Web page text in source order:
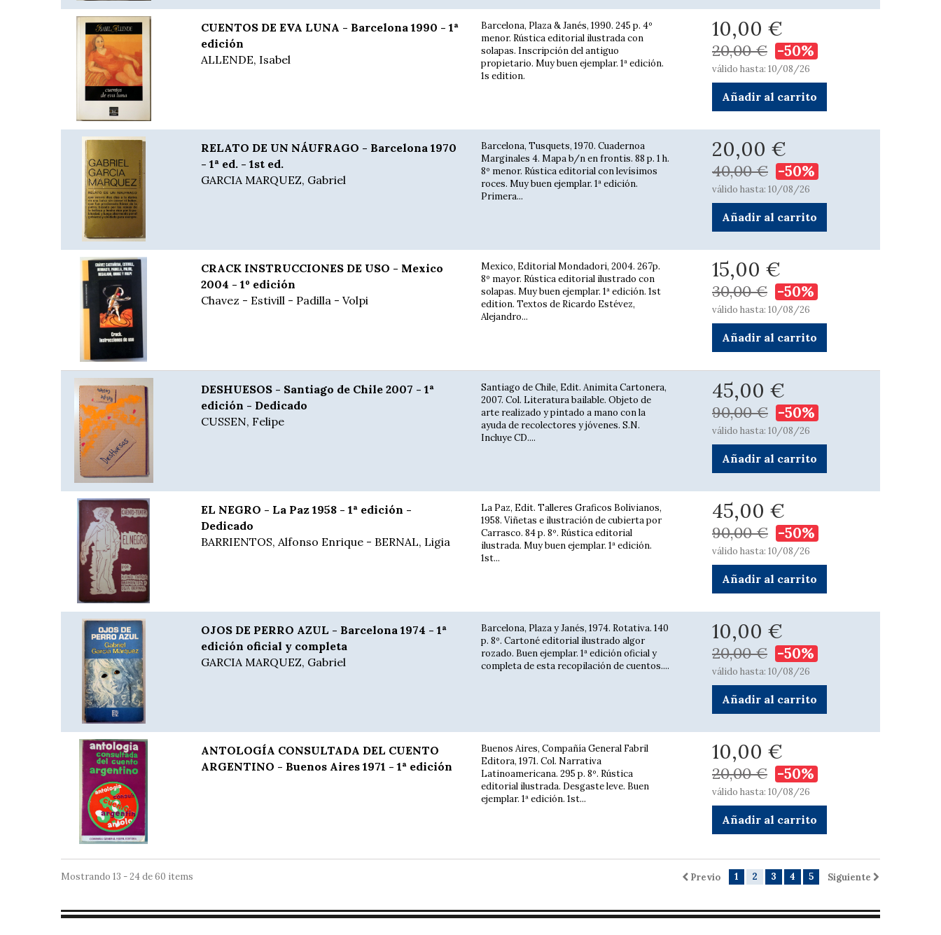
CUENTOS DE EVA LUNA - Barcelona 1990 - 1ª
edición
ALLENDE, Isabel
Barcelona, Plaza & Janés, 1990. 245 p. 4º
menor. Rústica editorial ilustrada con
solapas. Inscripción del antiguo
propietario. Muy buen ejemplar. 1ª edición.
1s edition.
10,00 €
20,00 € -50%
válido hasta: 10/08/26
Añadir al carrito
RELATO DE UN NÁUFRAGO - Barcelona 1970
- 1ª ed. - 1st ed.
GARCIA MARQUEZ, Gabriel
Barcelona, Tusquets, 1970. Cuadernoa
Marginales 4. Mapa b/n en frontis. 88 p. 1 h.
8º menor. Rústica editorial con levísimos
roces. Muy buen ejemplar. 1ª edición.
Primera...
20,00 €
40,00 € -50%
válido hasta: 10/08/26
Añadir al carrito
CRACK INSTRUCCIONES DE USO - Mexico
2004 - 1º edición
Chavez - Estivill - Padilla - Volpi
Mexico, Editorial Mondadori, 2004. 267p.
8º mayor. Rústica editorial ilustrado con
solapas. Muy buen ejemplar. 1ª edición. 1st
edition. Textos de Ricardo Estévez,
Alejandro...
15,00 €
30,00 € -50%
válido hasta: 10/08/26
Añadir al carrito
DESHUESOS - Santiago de Chile 2007 - 1ª
edición - Dedicado
CUSSEN, Felipe
Santiago de Chile, Edit. Animita Cartonera,
2007. Col. Literatura bailable. Objeto de
arte realizado y pintado a mano con la
ayuda de recolectores y jóvenes. S.N.
Incluye CD....
45,00 €
90,00 € -50%
válido hasta: 10/08/26
Añadir al carrito
EL NEGRO - La Paz 1958 - 1ª edición -
Dedicado
BARRIENTOS, Alfonso Enrique - BERNAL, Ligia
La Paz, Edit. Talleres Graficos Bolivianos,
1958. Viñetas e ilustración de cubierta por
Carrasco. 84 p. 8º. Rústica editorial
ilustrada. Muy buen ejemplar. 1ª edición.
1st...
45,00 €
90,00 € -50%
válido hasta: 10/08/26
Añadir al carrito
OJOS DE PERRO AZUL - Barcelona 1974 - 1ª
edición oficial y completa
GARCIA MARQUEZ, Gabriel
Barcelona, Plaza y Janés, 1974. Rotativa. 140
p. 8º. Cartoné editorial ilustrado algor
rozado. Buen ejemplar. 1ª edición oficial y
completa de esta recopilación de cuentos....
10,00 €
20,00 € -50%
válido hasta: 10/08/26
Añadir al carrito
ANTOLOGÍA CONSULTADA DEL CUENTO
ARGENTINO - Buenos Aires 1971 - 1ª edición
Buenos Aires, Compañía General Fabril
Editora, 1971. Col. Narrativa
Latinoamericana. 295 p. 8º. Rústica
editorial ilustrada. Desgaste leve. Buen
ejemplar. 1ª edición. 1st...
10,00 €
20,00 € -50%
válido hasta: 10/08/26
Añadir al carrito
Previo 1 2 3 4 5 Siguiente
Mostrando 13 - 24 de 60 items